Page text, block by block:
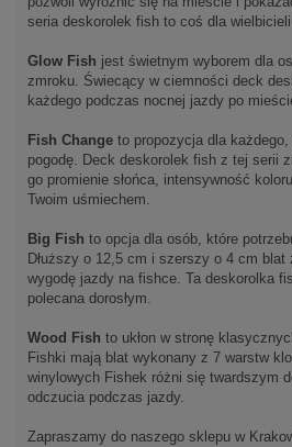
seria deskorolek fish to coś dla
Glow Fish jest świetnym wyborem dla
zmroku. Świecący w ciemności deck
każdego podczas nocnej jazdy po
Fish Change to propozycja dla
pogodę. Deck deskorolek fish z tej serii
go promienie słońca, intensywność
Twoim uśmiechem.
Big Fish to opcja dla osób, które
Dłuższy o 12,5 cm i szerszy o 4 cm
wygodę jazdy na fishce. Ta deskorolka
polecana dorosłym.
Wood Fish to ukłon w stronę
Fishki mają blat wykonany z 7 warstw
winylowych Fishek różni się twardszym
odczucia podczas jazdy.
Zapraszamy do naszego sklepu w